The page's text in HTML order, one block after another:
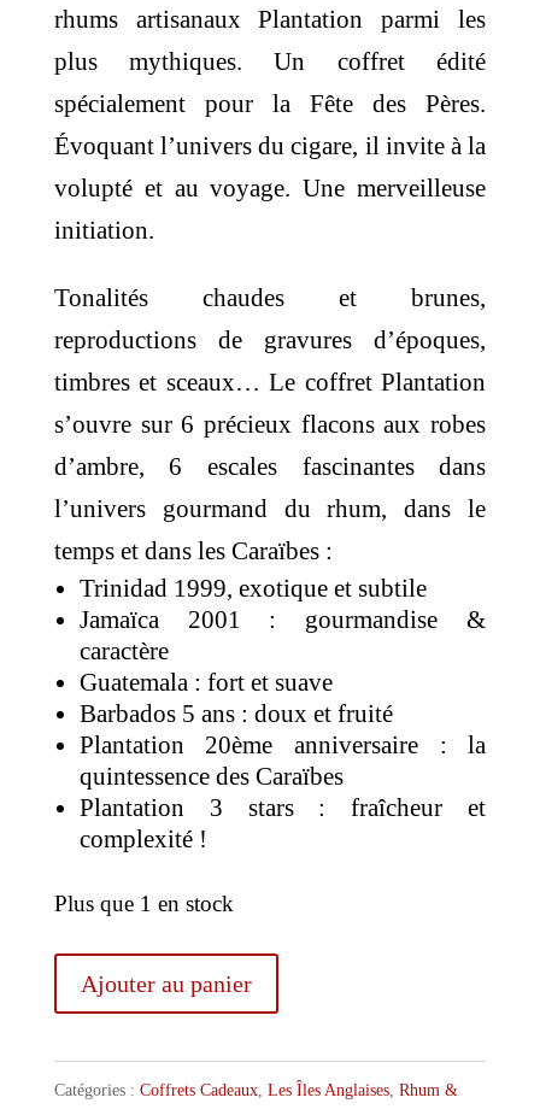
rhums artisanaux Plantation parmi les
plus mythiques. Un coffret édité
spécialement pour la Fête des Pères.
Évoquant l’univers du cigare, il invite à la
volupté et au voyage. Une merveilleuse
initiation.
Tonalités chaudes et brunes,
reproductions de gravures d’époques,
timbres et sceaux… Le coffret Plantation
s’ouvre sur 6 précieux flacons aux robes
d’ambre, 6 escales fascinantes dans
l’univers gourmand du rhum, dans le
temps et dans les Caraïbes :
Trinidad 1999, exotique et subtile
Jamaïca 2001 : gourmandise &
caractère
Guatemala : fort et suave
Barbados 5 ans : doux et fruité
Plantation 20ème anniversaire : la
quintessence des Caraïbes
Plantation 3 stars : fraîcheur et
complexité !
Plus que 1 en stock
quantité
de
Plantation
Rum
Ajouter au panier
Catégories : Coffrets Cadeaux, Les Îles Anglaises, Rhum &